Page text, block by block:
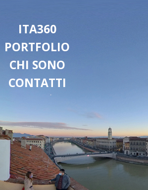
ITA360
PORTFOLIO
CHI SONO
CONTATTI